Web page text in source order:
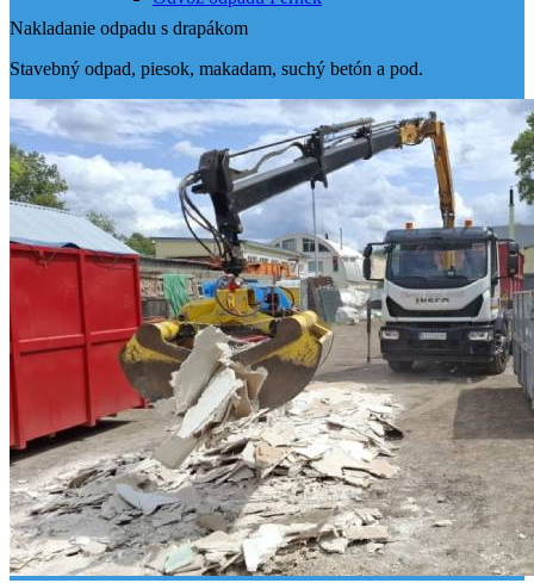
Odvoz odpadu Zohor
Menu
Nakladanie odpadu s drapákom
Stavebný odpad, piesok, makadam, suchý betón a pod.